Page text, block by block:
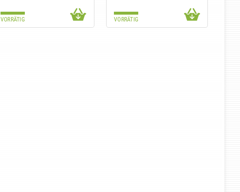
VORRÄTIG VORRÄTIG